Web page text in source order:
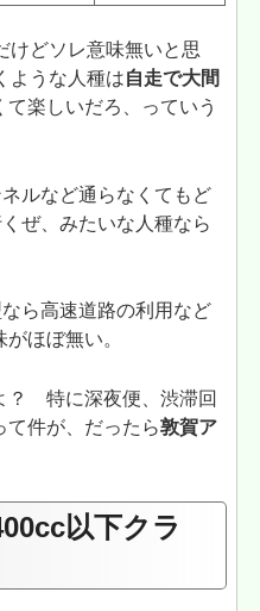
けどソレ意味無いと思
ような人種は自走で大間
て楽しいだろ、っていう
ルなど通らなくてもど
ぜ、みたいな人種なら
ら高速道路の利用など
ほぼ無い。
？ 特に深夜便、渋滞回
件が、だったら敦賀ア
以下クラ